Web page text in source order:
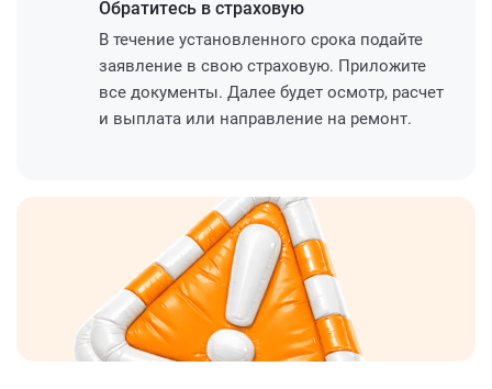
Обратитесь в страховую
В течение установленного срока подайте
заявление в свою страховую. Приложите
все документы. Далее будет осмотр, расчет
и выплата или направление на ремонт.